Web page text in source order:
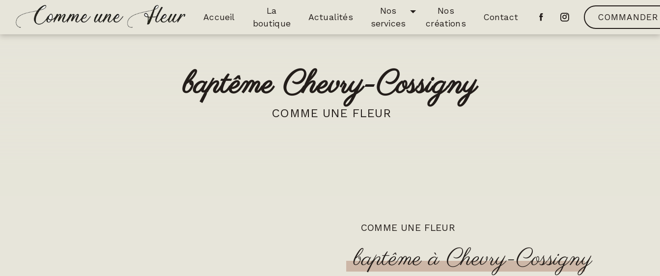
Accueil
La
boutique
Actualités
Nos
services
Nos
créations
Contact COMMANDER
baptême Chevry-Cossigny
COMME UNE FLEUR
COMME UNE FLEUR
baptême à Chevry-Cossigny
Panneau de gestion des cookies